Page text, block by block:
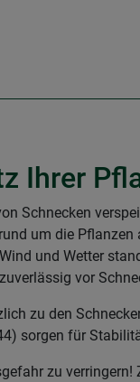
Ihrer
Schnecken
um die
und Wetter
vor
zu den
sorgen für
zu